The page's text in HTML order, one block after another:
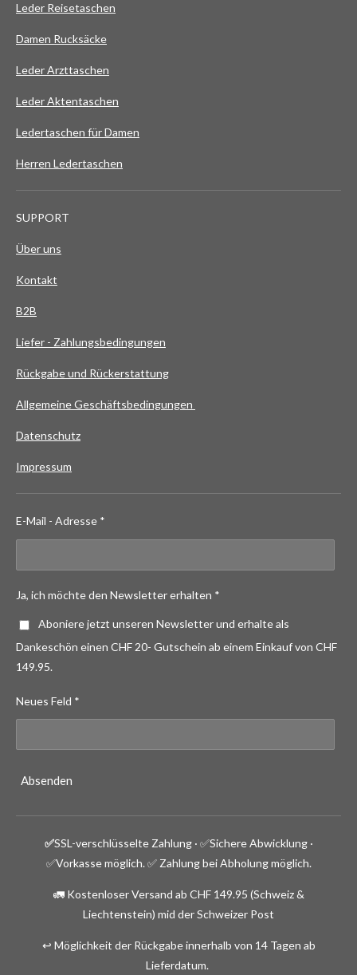
Leder Reisetaschen
Damen Rucksäcke
Leder Arzttaschen
Leder Aktentaschen
Ledertaschen für Damen
Herren Ledertaschen
SUPPORT
Über uns
Kontakt
B2B
Liefer - Zahlungsbedingungen
Rückgabe und Rückerstattung
Allgemeine Geschäftsbedingungen
Datenschutz
Impressum
E-Mail - Adresse *
Ja, ich möchte den Newsletter erhalten *
Aboniere jetzt unseren Newsletter und erhalte als
Dankeschön einen CHF 20- Gutschein ab einem Einkauf von CHF
149.95.
Neues Feld *
Absenden
✅SSL-verschlüsselte Zahlung · ✅Sichere Abwicklung ·
✅Vorkasse möglich. ✅ Zahlung bei Abholung möglich.
🚛 Kostenloser Versand ab CHF 149.95 (Schweiz &
Liechtenstein) mid der Schweizer Post
↩️ Möglichkeit der Rückgabe innerhalb von 14 Tagen ab
Lieferdatum.